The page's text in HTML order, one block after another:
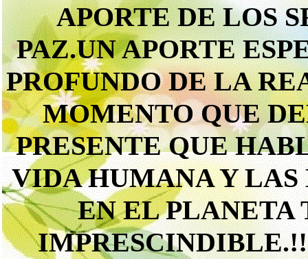
APORTE DE LOS
PAZ.UN APORTE
PROFUNDO DE LA
MOMENTO QUE
PRESENTE QUE
VIDA HUMANA Y LAS
EN EL PLANETA